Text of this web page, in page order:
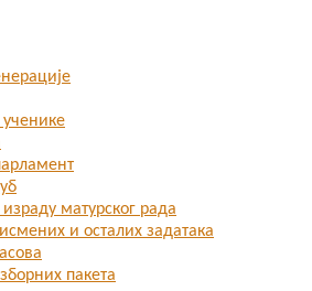
ученике
израду матурског рада
и осталих задатака
пакета